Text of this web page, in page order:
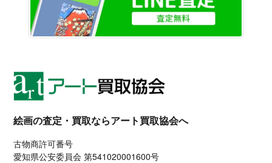
絵画の査定・買取ならアート買取協会へ
古物商許可番号
愛知県公安委員会 第541020001600号